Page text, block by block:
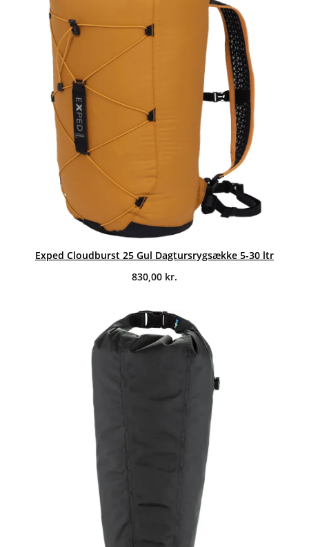
Exped Cloudburst 25 Gul Dagtursrygsække 5-30 ltr
830,00 kr.